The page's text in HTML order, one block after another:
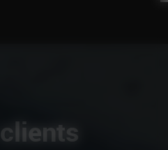
clients